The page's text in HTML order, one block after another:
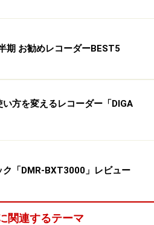
期 お勧めレコーダーBEST5
い方を変えるレコーダー「DIGA
ク「DMR-BXT3000」レビュー
関連するテーマ